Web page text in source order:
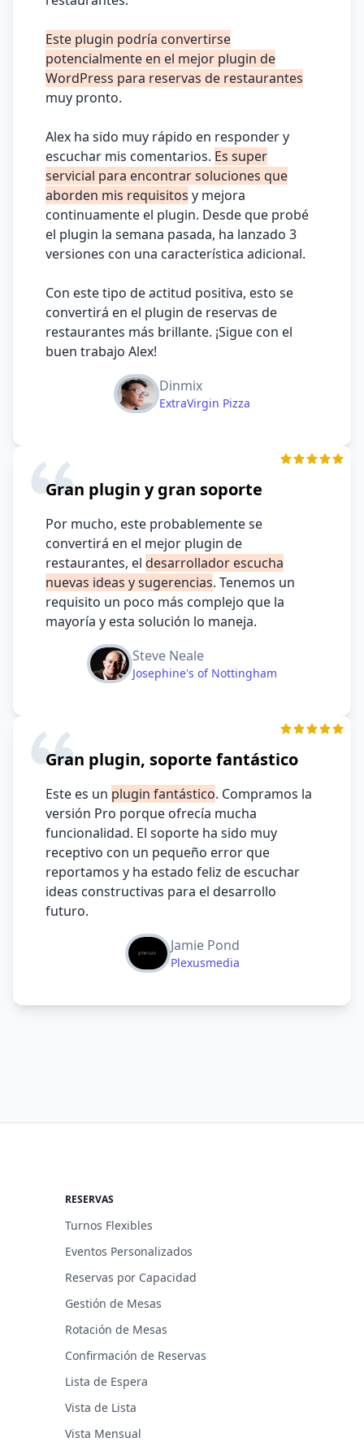
Este plugin podría convertirse
potencialmente en el mejor plugin de
WordPress para reservas de restaurantes
muy pronto.
Alex ha sido muy rápido en responder y
escuchar mis comentarios. Es super
servicial para encontrar soluciones que
aborden mis requisitos y mejora
continuamente el plugin. Desde que probé
el plugin la semana pasada, ha lanzado 3
versiones con una característica adicional.
Con este tipo de actitud positiva, esto se
convertirá en el plugin de reservas de
restaurantes más brillante. ¡Sigue con el
buen trabajo Alex!
Dinmix
ExtraVirgin Pizza
Gran plugin y gran soporte
Por mucho, este probablemente se
convertirá en el mejor plugin de
restaurantes, el desarrollador escucha
nuevas ideas y sugerencias. Tenemos un
requisito un poco más complejo que la
mayoría y esta solución lo maneja.
Steve Neale
Josephine's of Nottingham
Gran plugin, soporte fantástico
Este es un plugin fantástico. Compramos la
versión Pro porque ofrecía mucha
funcionalidad. El soporte ha sido muy
receptivo con un pequeño error que
reportamos y ha estado feliz de escuchar
ideas constructivas para el desarrollo
futuro.
Jamie Pond
Plexusmedia
RESERVAS
Turnos Flexibles
Eventos Personalizados
Reservas por Capacidad
Gestión de Mesas
Rotación de Mesas
Confirmación de Reservas
Lista de Espera
Vista de Lista
Vista Mensual